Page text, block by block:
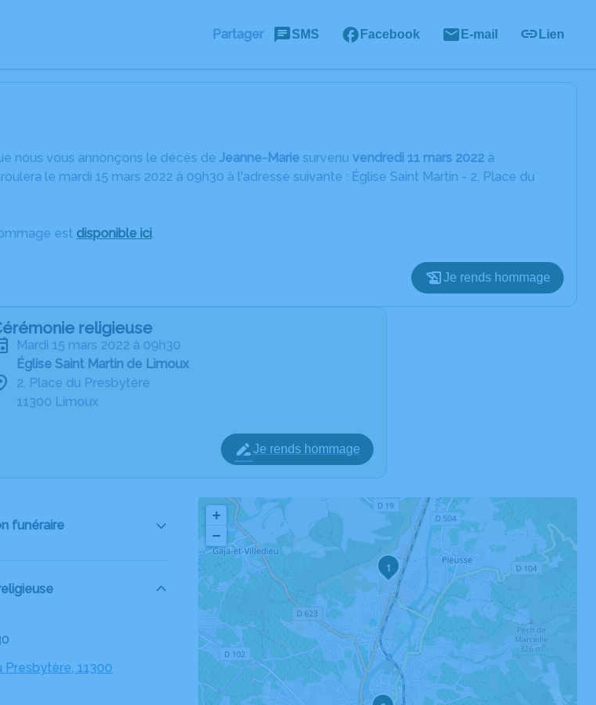
Partager SMS Facebook E-mail Lien
nous vous annonçons le décès de Jeanne-Marie survenu vendredi 11 mars 2022 à
le mardi 15 mars 2022 à 09h30 à l'adresse suivante : Église Saint Martin - 2, Place du
est disponible ici.
Je rends hommage
religieuse
mardi 15 mars 2022 à 09h30
Église Saint Martin de Limoux
2, Place du Presbytère
11300 Limoux
Je rends hommage
funéraire
Presbytère, 11300
1
+
−